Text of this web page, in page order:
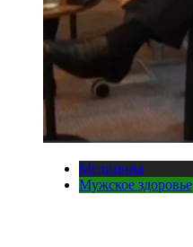
Медицина
Мужское здоровье